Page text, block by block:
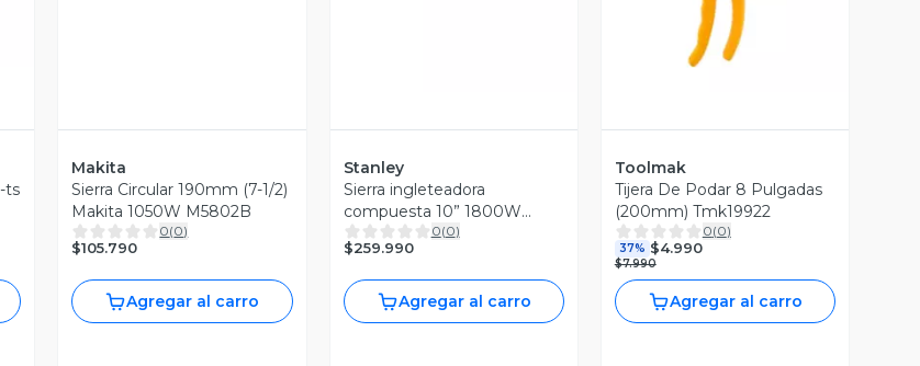
ts
Makita
Sierra Circular 190mm (7-1/2)
Makita 1050W M5802B
0(0)
$105.790
Agregar al carro
Stanley
Sierra ingleteadora
compuesta 10” 1800W
STANLEY SM161-B2
0(0)
$259.990
Agregar al carro
Toolmak
Tijera De Podar 8 Pulgadas
(200mm) Tmk19922
0(0)
37% $4.990
$7.990
Agregar al carro